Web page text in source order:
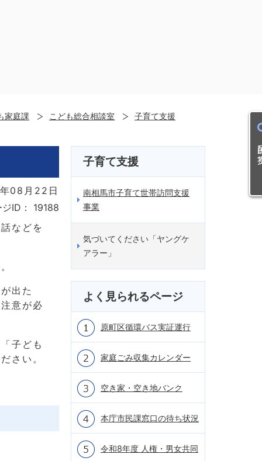
目
家庭課 こども総合相談室 子育て支援
08月22日
ID：
19188
などを
出た
意が必
子ども
さい。
子育て支援
南相馬市子育て世帯訪問支援
事業
気づいてください「ヤングケ
アラー」
よく見られるページ
原町区循環バス実証運行
家庭ごみ収集カレンダー
空き家・空き地バンク
本庁市民課窓口の待ち状況
令和8年度 人権・男女共同